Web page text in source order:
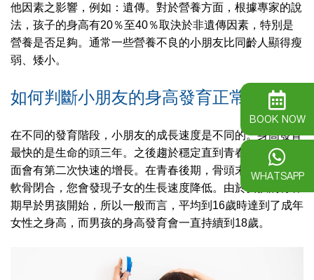
他因素之影響，例如：遺傳。對於營養方面，根據專家的說
法，孩子的身高有20％至40％取決於非遺傳因素，特別是
營養是否足夠。通常一些營養不良的小朋友比同齡人顯得瘦
弱、矮小。
如何判斷小朋友的身高發育正常？
在不同的發育階段，小朋友的成長速度是不同的。身高發育
最快的是生命的頭三年。之後趨於穩定直到青春期，身高方
面會有第二次快速的增長。在青春後期，骨頭末端的生長板
軟骨閉合，您會發現子女的生長速度降低。由於女孩的青春
期早於男孩開始，所以一般而言，平均到16歲時達到了成年
女性之身高，而男孩的身高發育會一直持續到18歲。
BOOK NOW
WHATSAPP